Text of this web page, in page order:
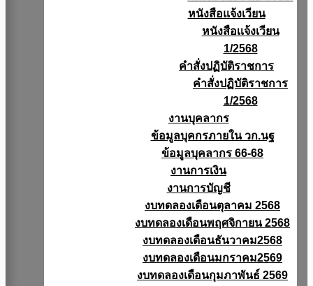
หนังสือแจ้งเวียน
หนังสือเเจ้งเวียน
1/2568
คำสั่งปฏิบัติราชการ
คำสั่งปฏิบัติราชการ
1/2568
งานบุคลากร
ข้อมูลบุคกรภายใน วก.นฐ
ข้อมูลบุคลากร 66-68
งานการเงิน
งานการบัญชี
งบทดลองเดือนตุลาคม 2568
งบทดลองเดือนพฤศจิกายน 2568
งบทดลองเดือนธันวาคม2568
งบทดลองเดือนมกราคม2569
งบทดลองเดือนกุมภาพันธ์ 2569